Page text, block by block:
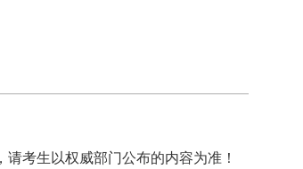
考生以权威部门公布的内容为准！